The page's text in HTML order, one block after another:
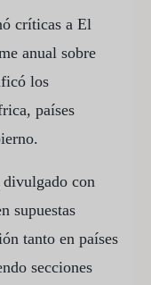
críticas a El
anual sobre
los
países
con
supuestas
tanto en países
secciones